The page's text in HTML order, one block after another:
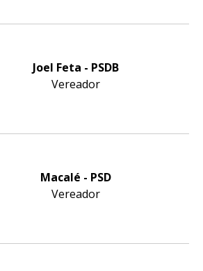
Joel Feta - PSDB
Vereador
Macalé - PSD
Vereador